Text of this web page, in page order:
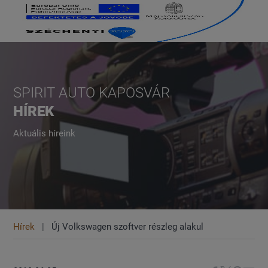
SPIRIT AUTO KAPOSVÁR
HÍREK
Aktuális híreink
Hírek Új Volkswagen szoftver részleg alakul